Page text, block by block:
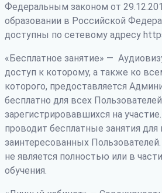
Федеральным законом от
образовании в Российской
доступны по сетевому адресу
«Бесплатное занятие» —
доступ к которому, а также ко
которого, предоставляется
бесплатно для всех
зарегистрировавшихся на
проводит бесплатные занятия для
заинтересованных
не является полностью или в
обучения.